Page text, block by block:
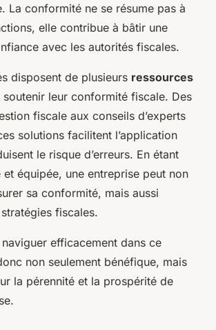
La conformité ne se résume pas à
elle contribue à bâtir une
avec les autorités fiscales.
disposent de plusieurs ressources
soutenir leur conformité fiscale. Des
fiscale aux conseils d’experts
solutions facilitent l’application
le risque d’erreurs. En étant
équipée, une entreprise peut non
sa conformité, mais aussi
fiscales.
efficacement dans ce
non seulement bénéfique, mais
la pérennité et la prospérité de